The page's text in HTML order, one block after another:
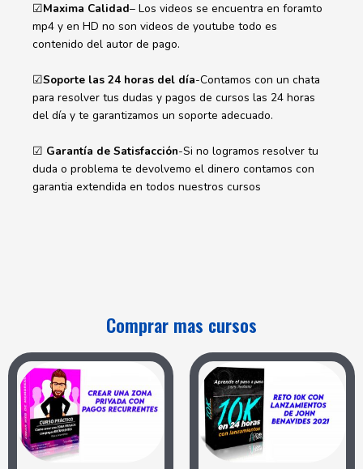
☑Maxima Calidad– Los videos se encuentra en foramto
mp4 y en HD no son videos de youtube todo es
contenido del autor de pago.
☑Soporte las 24 horas del día-Contamos con un chata
para resolver tus dudas y pagos de cursos las 24 horas
del día y te garantizamos un soporte adecuado.
☑ Garantía de Satisfacción-Si no logramos resolver tu
duda o problema te devolvemo el dinero contamos con
garantia extendida en todos nuestros cursos
Comprar mas cursos